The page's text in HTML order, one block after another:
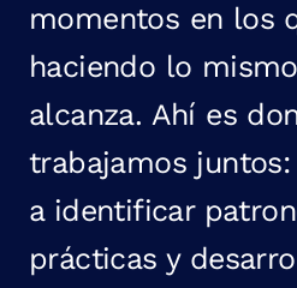
momentos en los
haciendo lo
alcanza. Ahí es
trabajamos juntos:
a identificar
prácticas y